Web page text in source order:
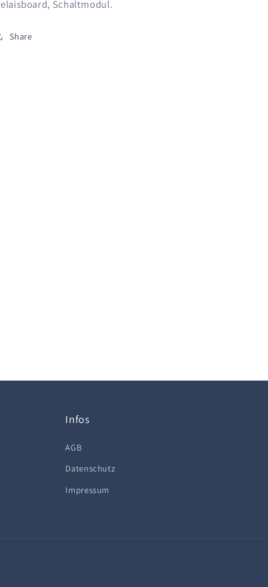
Schaltmodul.
Share
Infos
AGB
Datenschutz
Impressum